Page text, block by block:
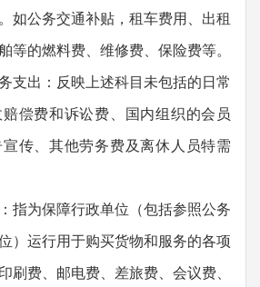
如公务交通补贴，租车费用、出租
等的燃料费、维修费、保险费等。
支出：反映上述科目未包括的日常
偿费和诉讼费、国内组织的会员
传、其他劳务费及离休人员特需
指为保障行政单位（包括参照公务
）运行用于购买货物和服务的各项
刷费、邮电费、差旅费、会议费、